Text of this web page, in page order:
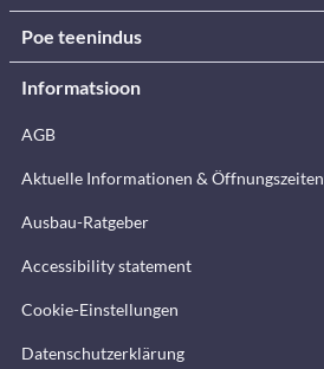
Poe teenindus
Informatsioon
AGB
Aktuelle Informationen & Öffnungszeiten
Ausbau-Ratgeber
Accessibility statement
Cookie-Einstellungen
Datenschutzerklärung